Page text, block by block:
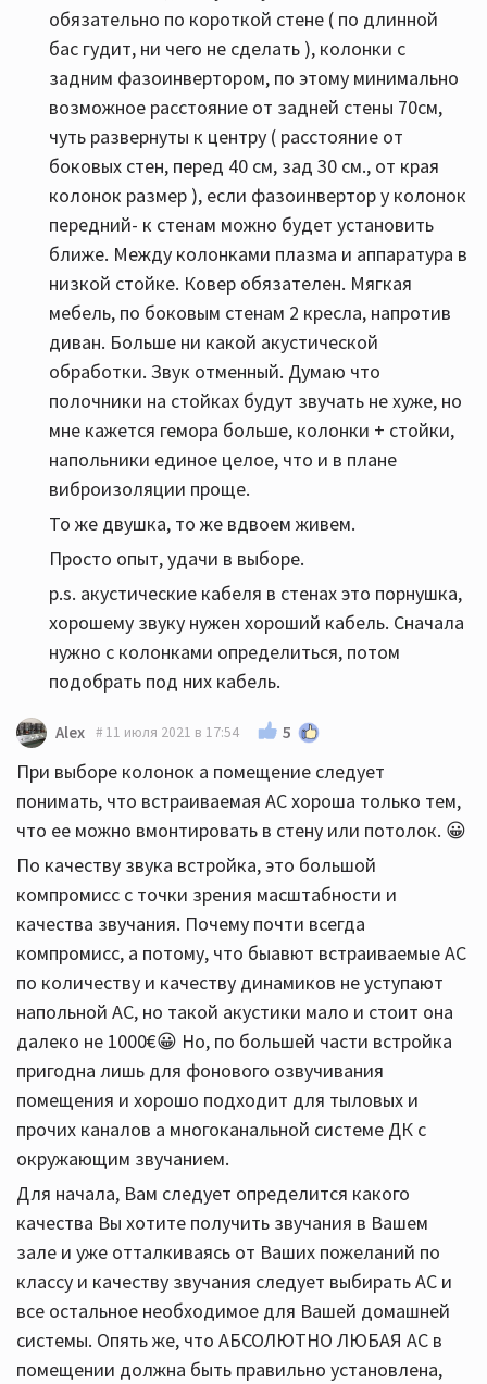
обязательно по короткой стене ( по длинной
бас гудит, ни чего не сделать ), колонки с
задним фазоинвертором, по этому минимально
возможное расстояние от задней стены 70см,
чуть развернуты к центру ( расстояние от
боковых стен, перед 40 см, зад 30 см., от края
колонок размер ), если фазоинвертор у колонок
передний- к стенам можно будет установить
ближе. Между колонками плазма и аппаратура в
низкой стойке. Ковер обязателен. Мягкая
мебель, по боковым стенам 2 кресла, напротив
диван. Больше ни какой акустической
обработки. Звук отменный. Думаю что
полочники на стойках будут звучать не хуже, но
мне кажется гемора больше, колонки + стойки,
напольники единое целое, что и в плане
виброизоляции проще.
То же двушка, то же вдвоем живем.
Просто опыт, удачи в выборе.
p.s. акустические кабеля в стенах это порнушка,
хорошему звуку нужен хороший кабель. Сначала
нужно с колонками определиться, потом
подобрать под них кабель.
Alex 11 июля 2021 в 17:54 5
При выборе колонок а помещение следует
понимать, что встраиваемая АС хороша только тем,
что ее можно вмонтировать в стену или потолок. 😀
По качеству звука встройка, это большой
компромисс с точки зрения масштабности и
качества звучания. Почему почти всегда
компромисс, а потому, что быавют встраиваемые АС
по количеству и качеству динамиков не уступают
напольной АС, но такой акустики мало и стоит она
далеко не 1000€😀 Но, по большей части встройка
пригодна лишь для фонового озвучивания
помещения и хорошо подходит для тыловых и
прочих каналов а многоканальной системе ДК с
окружающим звучанием.
Для начала, Вам следует определится какого
качества Вы хотите получить звучания в Вашем
зале и уже отталкиваясь от Ваших пожеланий по
классу и качеству звучания следует выбирать АС и
все остальное необходимое для Вашей домашней
системы. Опять же, что АБСОЛЮТНО ЛЮБАЯ АС в
помещении должна быть правильно установлена,